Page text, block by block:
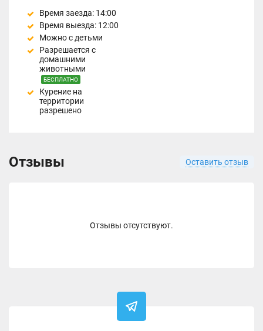
Время заезда: 14:00
Время выезда: 12:00
Можно с детьми
Разрешается с
домашними
животными
БЕСПЛАТНО
Курение на
территории
разрешено
Отзывы Оставить отзыв
Отзывы отсутствуют.